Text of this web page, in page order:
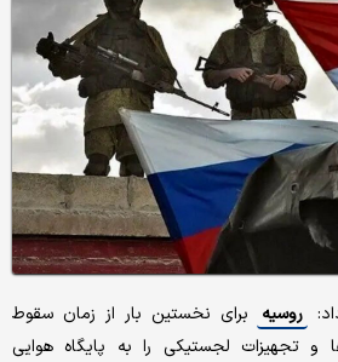
روسیه
برای نخستین بار از زمان سقوط
تجهیزات لجستیکی را به پایگاه هوایی